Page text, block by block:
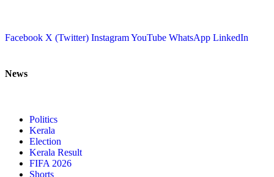
Facebook X (Twitter) InstagramYouTube WhatsApp LinkedIn
News
Politics
Kerala
Election
Kerala Result
FIFA 2026
Shorts